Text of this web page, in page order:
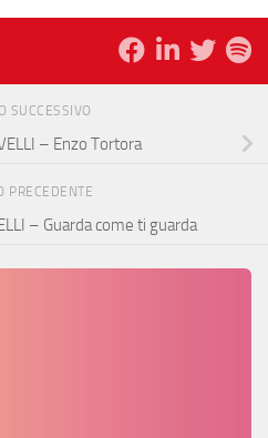
SUCCESSIVO
– Enzo Tortora
PRECEDENTE
– Guarda come ti guarda